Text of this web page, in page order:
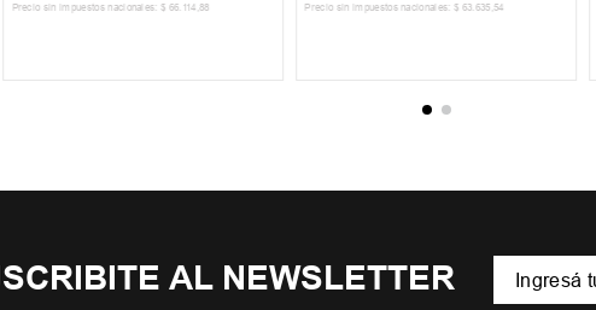
Precio sin impuestos nacionales: $ 66. 114 ,88 Precio sin impuestos nacionales: $ 63.635 ,54
AL NEWSLETTER